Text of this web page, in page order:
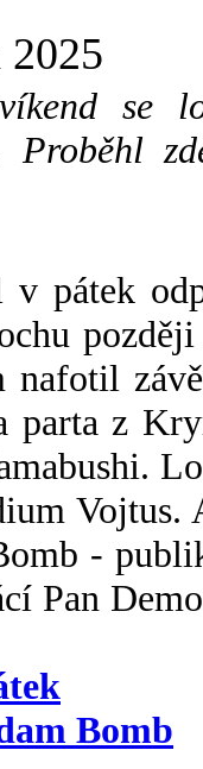
2025
se
Proběhl
pátek
nafotil
parta z
-
Pan
Bomb